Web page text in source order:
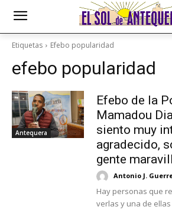
Etiquetas Efebo popularidad
efebo popularidad
Antequera
Efebo de la
Mamadou
siento muy
agradecido,
gente
Antonio J.
Hay personas que
verlas y una de